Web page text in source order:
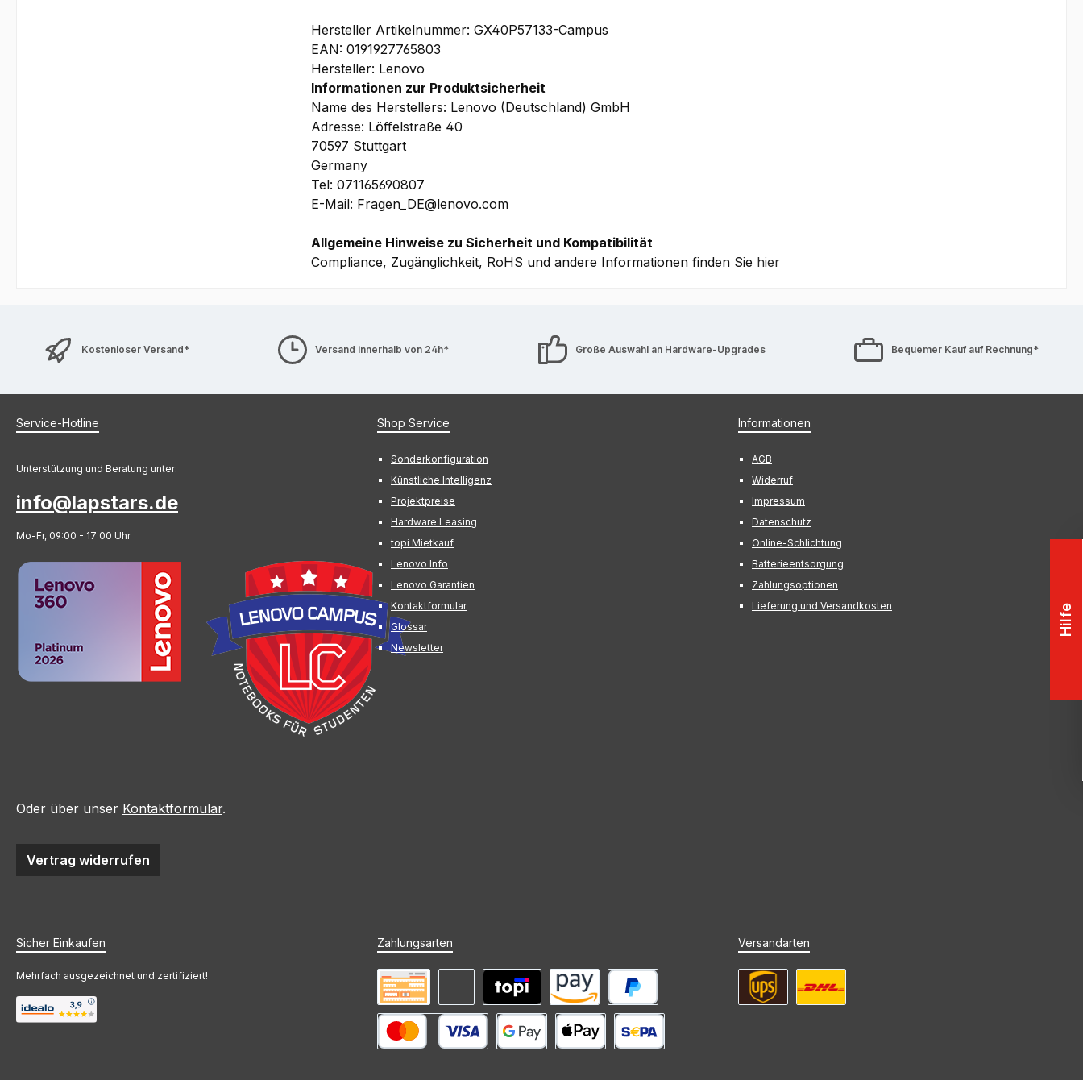
Hersteller Artikelnummer: GX40P57133-Campus
EAN: 0191927765803
Hersteller: Lenovo
Informationen zur Produktsicherheit
Name des Herstellers: Lenovo (Deutschland) GmbH
Adresse: Löffelstraße 40
70597 Stuttgart
Germany
Tel: 071165690807
E-Mail: Fragen_DE@lenovo.com
Allgemeine Hinweise zu Sicherheit und Kompatibilität
Compliance, Zugänglichkeit, RoHS und andere Informationen finden Sie hier
Kostenloser Versand* Versand innerhalb von 24h* Große Auswahl an Hardware-Upgrades Bequemer Kauf auf Rechnung*
Service-Hotline
Unterstützung und Beratung unter:
info@lapstars.de
Mo-Fr, 09:00 - 17:00 Uhr
Oder über unser Kontaktformular.
Vertrag widerrufen
Shop Service
Sonderkonfiguration
Künstliche Intelligenz
Projektpreise
Hardware Leasing
topi Mietkauf
Lenovo Info
Lenovo Garantien
Kontaktformular
Glossar
Newsletter
Informationen
AGB
Widerruf
Impressum
Datenschutz
Online-Schlichtung
Batterieentsorgung
Zahlungsoptionen
Lieferung und Versandkosten
Sicher Einkaufen
Mehrfach ausgezeichnet und zertifiziert!
Zahlungsarten
PayPal
Mieten mit topi Amazon Pay
Vorkasse Rechnung (Zahlungsziel)
Versandarten
Hilfe